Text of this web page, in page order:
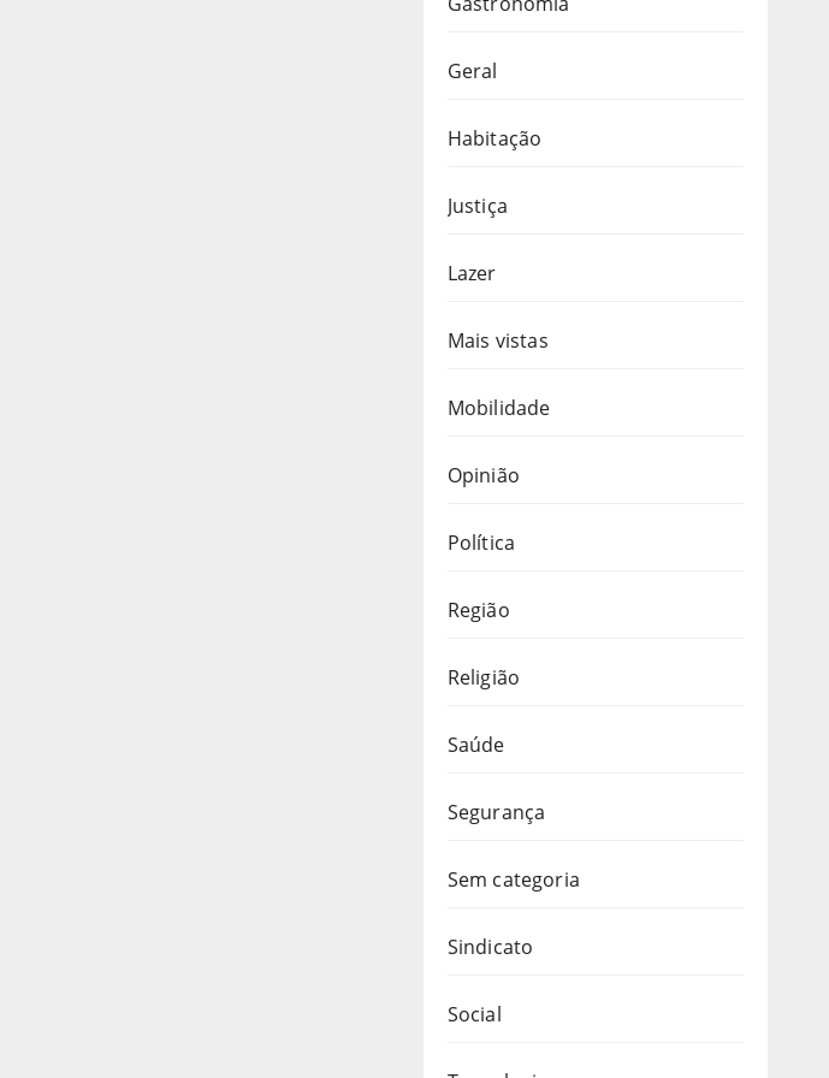
Geral
Habitação
Justiça
Lazer
Mais vistas
Mobilidade
Opinião
Política
Região
Religião
Saúde
Segurança
Sem categoria
Sindicato
Social